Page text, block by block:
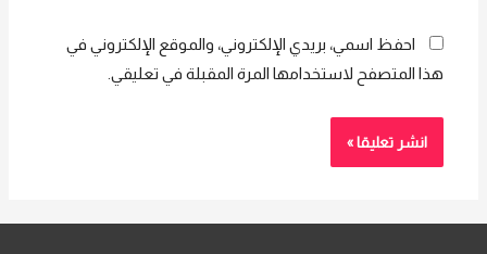
احفظ اسمي، بريدي الإلكتروني، والموقع الإلكتروني في
هذا المتصفح لاستخدامها المرة المقبلة في تعليقي.